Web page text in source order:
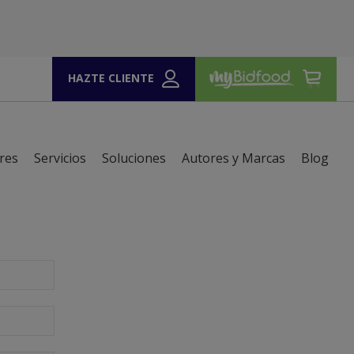
HAZTE CLIENTE
Servicios Soluciones Autores y Marcas Blog
Servicios Soluciones Autores y Marcas Blog